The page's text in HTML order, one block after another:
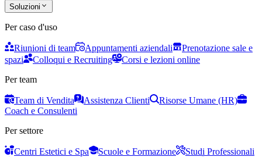
Soluzioni
Per caso d'uso
Riunioni di team Appuntamenti aziendali
Prenotazione sale e
spazi
Colloqui e Recruiting
Corsi e lezioni online
Per team
Team di Vendita Assistenza Clienti
Risorse Umane (HR)
Coach e Consulenti
Per settore
Centri Estetici e Spa Scuole e Formazione
Studi Professionali